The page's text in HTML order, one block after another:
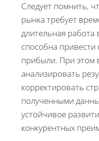
Следует помнить,
рынка требует
длительная работа
способна
прибыли. При этом
анализировать
корректировать
полученными
устойчивое
конкурентных